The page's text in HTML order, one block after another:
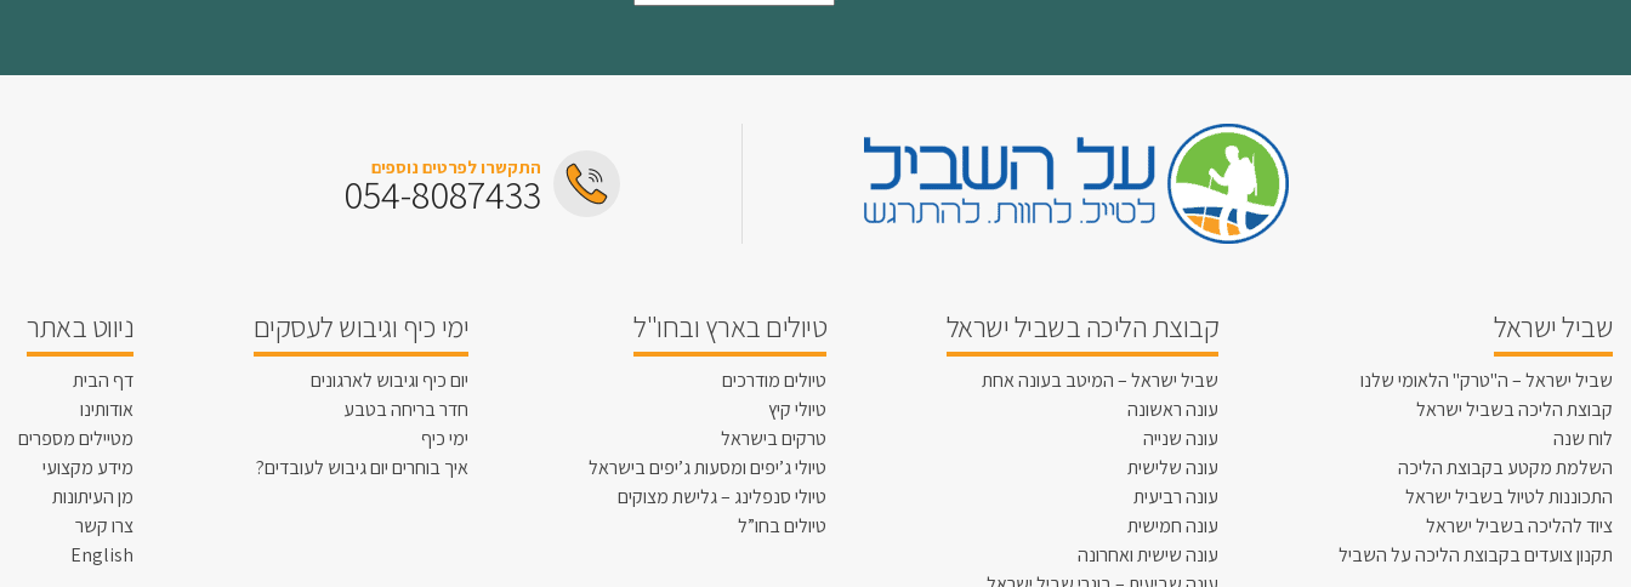
התקשרו לפרטים נוספים
054-8087433
שביל ישראל
שביל ישראל – ה"טרק" הלאומי שלנו
קבוצת הליכה בשביל ישראל
לוח שנה
השלמת מקטע בקבוצת הליכה
התכוננות לטיול בשביל ישראל
ציוד להליכה בשביל ישראל
תקנון צועדים בקבוצת הליכה על השביל
קבוצת הליכה בשביל ישראל
שביל ישראל – המיטב בעונה אחת
עונה ראשונה
עונה שנייה
עונה שלישית
עונה רביעית
עונה חמישית
עונה שישית ואחרונה
טיולים בארץ ובחו"ל
טיולים מודרכים
טיולי קיץ
טרקים בישראל
טיולי ג’יפים ומסעות ג’יפים בישראל
טיולי סנפלינג – גלישת מצוקים
טיולים בחו”ל
ימי כיף וגיבוש לעסקים
יום כיף וגיבוש לארגונים
חדר בריחה בטבע
ימי כיף
איך בוחרים יום גיבוש לעובדים?
ניווט באתר
דף הבית
אודותינו
מטיילים מספרים
מידע מקצועי
מן העיתונות
צרו קשר
English